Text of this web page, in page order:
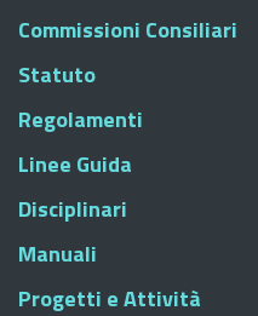
Commissioni Consiliari
Statuto
Regolamenti
Linee Guida
Disciplinari
Manuali
Progetti e Attività